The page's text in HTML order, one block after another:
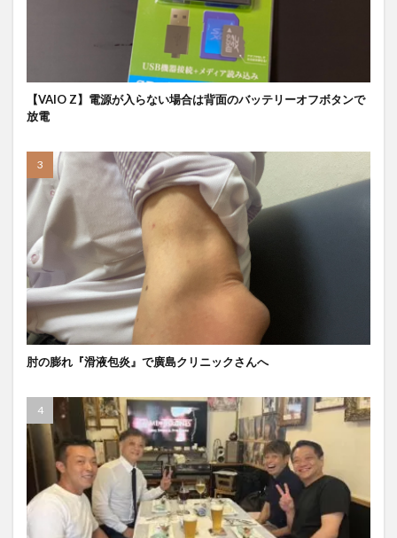
【VAIO Z】電源が入らない場合は背面のバッテリーオフボタンで
放電
肘の膨れ『滑液包炎』で廣島クリニックさんへ